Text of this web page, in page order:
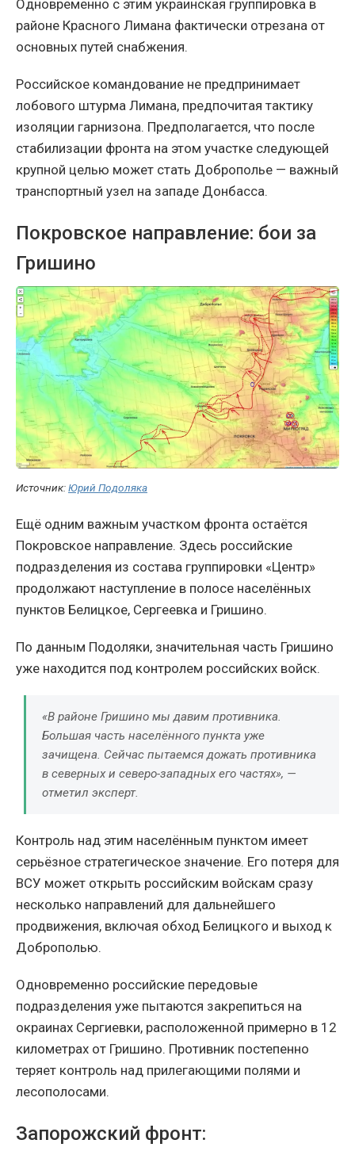
Одновременно с этим украинская группировка в
районе Красного Лимана фактически отрезана от
основных путей снабжения.
Российское командование не предпринимает
лобового штурма Лимана, предпочитая тактику
изоляции гарнизона. Предполагается, что после
стабилизации фронта на этом участке следующей
крупной целью может стать Доброполье — важный
транспортный узел на западе Донбасса.
Покровское направление: бои за
Гришино
Источник:Юрий Подоляка
Ещё одним важным участком фронта остаётся
Покровское направление. Здесь российские
подразделения из состава группировки «Центр»
продолжают наступление в полосе населённых
пунктов Белицкое, Сергеевка и Гришино.
По данным Подоляки, значительная часть Гришино
уже находится под контролем российских войск.
«В районе Гришино мы давим противника.
Большая часть населённого пункта уже
зачищена. Сейчас пытаемся дожать противника
в северных и северо-западных его частях», —
отметил эксперт.
Контроль над этим населённым пунктом имеет
серьёзное стратегическое значение. Его потеря для
ВСУ может открыть российским войскам сразу
несколько направлений для дальнейшего
продвижения, включая обход Белицкого и выход к
Доброполью.
Одновременно российские передовые
подразделения уже пытаются закрепиться на
окраинах Сергиевки, расположенной примерно в 12
километрах от Гришино. Противник постепенно
теряет контроль над прилегающими полями и
лесополосами.
Запорожский фронт: